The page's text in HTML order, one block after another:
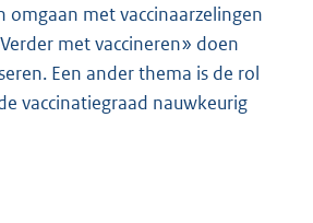
met vaccinaarzelingen
met vaccineren» doen
Een ander thema is de rol
vaccinatiegraad nauwkeurig